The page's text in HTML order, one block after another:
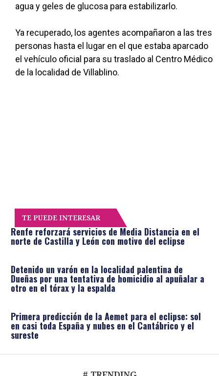
agua y geles de glucosa para estabilizarlo.
Ya recuperado, los agentes acompañaron a las tres
personas hasta el lugar en el que estaba aparcado
el vehículo oficial para su traslado al Centro Médico
de la localidad de Villablino.
TE PUEDE INTERESAR
Renfe reforzará servicios de Media Distancia en el
norte de Castilla y León con motivo del eclipse
Detenido un varón en la localidad palentina de
Dueñas por una tentativa de homicidio al apuñalar a
otro en el tórax y la espalda
Primera predicción de la Aemet para el eclipse: sol
en casi toda España y nubes en el Cantábrico y el
sureste